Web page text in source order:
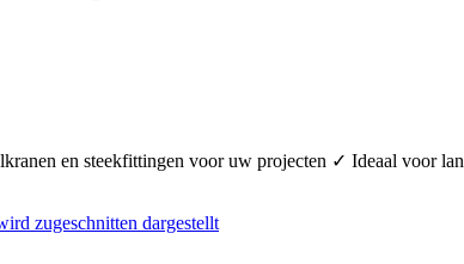
en steekfittingen voor uw projecten ✓ Ideaal voor